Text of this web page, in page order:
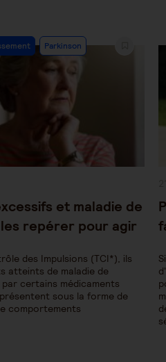
Parkinson
et maladie de
repérer pour agir
des Impulsions (TCI*), ils
atteints de maladie de
certains médicaments
sous la forme de
comportements